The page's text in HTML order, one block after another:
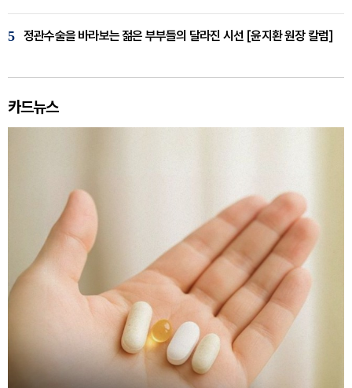
5 정관수술을 바라보는 젊은 부부들의 달라진 시선 [윤지환 원장 칼럼]
카드뉴스